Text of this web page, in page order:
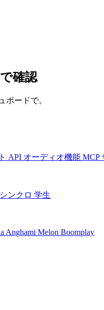
確認
ードで。
API オーディオ機能 MCP
ンクロ 学生
Anghami Melon Boomplay